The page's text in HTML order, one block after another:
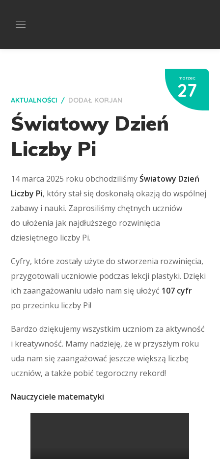
marzec
27
AKTUALNOŚCI DODAŁ KORJAN
Światowy Dzień
Liczby Pi
14 marca 2025 roku obchodziliśmyŚwiatowy Dzień
Liczby Pi, który stał się doskonałą okazją do wspólnej
zabawy i nauki. Zaprosiliśmy chętnych uczniów
do ułożenia jak najdłuższego rozwinięcia
dziesiętnego liczby Pi.
Cyfry, które zostały użyte do stworzenia rozwinięcia,
przygotowali uczniowie podczas lekcji plastyki. Dzięki
ich zaangażowaniu udało nam się ułożyć 107 cyfr
po przecinku liczby Pi!
Bardzo dziękujemy wszystkim uczniom za aktywność
i kreatywność. Mamy nadzieję, że w przyszłym roku
uda nam się zaangażować jeszcze większą liczbę
uczniów, a także pobić tegoroczny rekord!
Nauczyciele matematyki